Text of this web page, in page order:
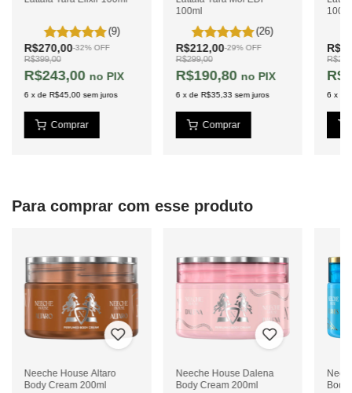
Mirra Ambroxan
Baunilha
Almíscar
(9)
R$270,00-32% OFF
R$399,00
R$243,00 PIX
6 xde R$45,00 sem juros
100ml
(26)
R$212,00-29% OFF
R$299,00
R$190,80 PIX
6 xde R$35,33 sem juros 6 x
Para comprar com esse produto
Neeche House Altaro
Body Cream 200ml
Neeche House Dalena
Body Cream 200ml
Body